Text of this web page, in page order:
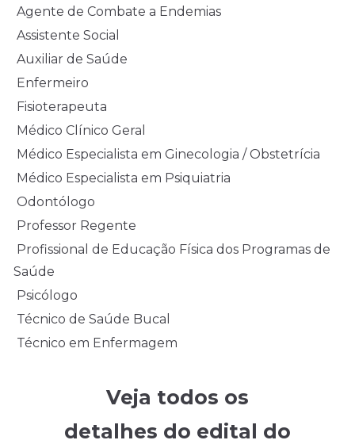
Agente de Combate a Endemias
Assistente Social
Auxiliar de Saúde
Enfermeiro
Fisioterapeuta
Médico Clínico Geral
Médico Especialista em Ginecologia / Obstetrícia
Médico Especialista em Psiquiatria
Odontólogo
Professor Regente
Profissional de Educação Física dos Programas de
Saúde
Psicólogo
Técnico de Saúde Bucal
Técnico em Enfermagem
Veja todos os
detalhes do edital do